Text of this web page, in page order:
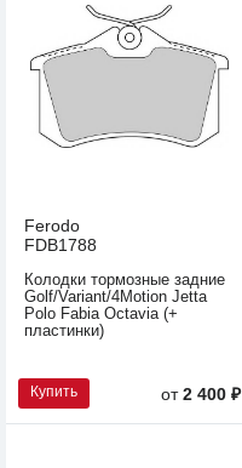
Ferodo
FDB1788
Колодки тормозные задние
Golf/Variant/4Motion Jetta
Polo Fabia Octavia (+
пластинки)
Купить от2 400 ₽